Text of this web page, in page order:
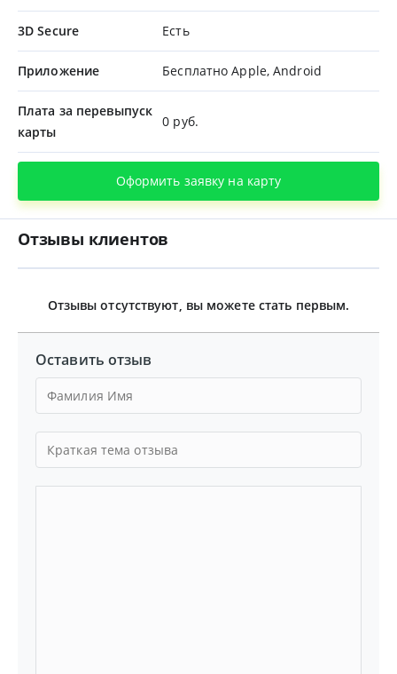
3D Secure Есть
Приложение Бесплатно Apple, Android
Плата за перевыпуск
карты
0 руб.
Оформить заявку на карту
Отзывы клиентов
Отзывы отсутствуют, вы можете стать первым.
Оставить отзыв